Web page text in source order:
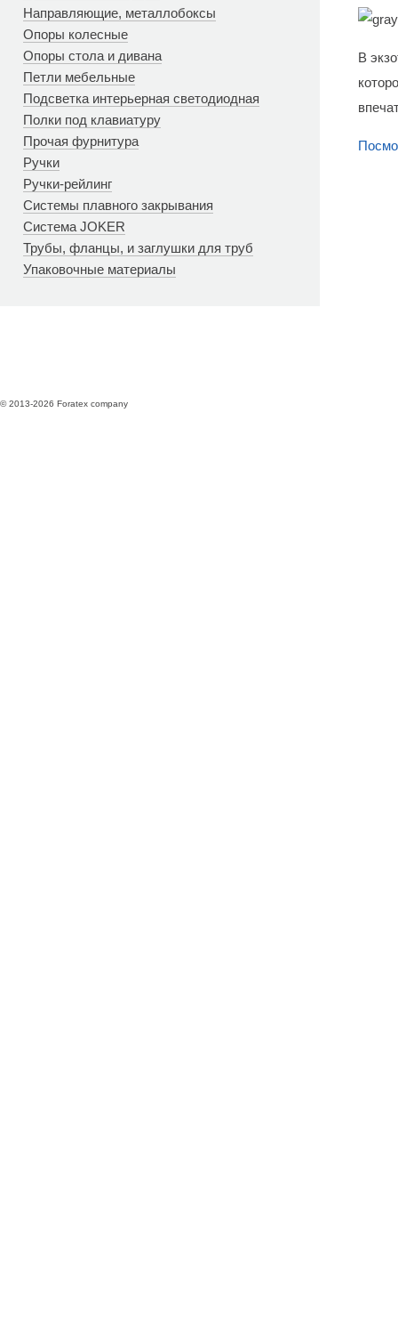
Направляющие, металлобоксы
Опоры колесные
Опоры стола и дивана
Петли мебельные
Подсветка интерьерная светодиодная
Полки под клавиатуру
Прочая фурнитура
Ручки
Ручки-рейлинг
Системы плавного закрывания
Система JOKER
Трубы, фланцы, и заглушки для труб
Упаковочные материалы
В
© 2013-2026 Foratex company